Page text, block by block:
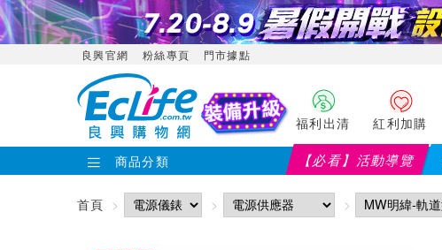
良興官網 粉絲專頁 門市據點
福利出清 紅利加購
商品分類 【必看】活動導覽
首頁